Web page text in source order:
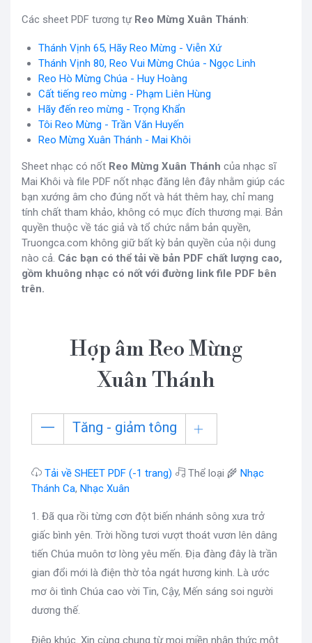
Các sheet PDF tương tự Reo Mừng Xuân Thánh:
Thánh Vịnh 65, Hãy Reo Mừng - Viễn Xứ
Thánh Vịnh 80, Reo Vui Mừng Chúa - Ngọc Linh
Reo Hò Mừng Chúa - Huy Hoàng
Cất tiếng reo mừng - Phạm Liên Hùng
Hãy đến reo mừng - Trọng Khẩn
Tôi Reo Mừng - Trần Văn Huyến
Reo Mừng Xuân Thánh - Mai Khôi
Sheet nhạc có nốt Reo Mừng Xuân Thánh của nhạc sĩ
Mai Khôi và file PDF nốt nhạc đăng lên đây nhằm giúp các
bạn xướng âm cho đúng nốt và hát thêm hay, chỉ mang
tính chất tham khảo, không có mục đích thương mại. Bản
quyền thuộc về tác giả và tổ chức nắm bản quyền,
Truongca.com không giữ bất kỳ bản quyền của nội dung
nào cả. Các bạn có thể tải về bản PDF chất lượng cao,
gồm khuông nhạc có nốt với đường link file PDF bên
trên.
Hợp âm Reo Mừng
Xuân Thánh
Tăng - giảm tông
Tải về SHEET PDF (-1 trang) Thể loại 🌾 Nhạc
Thánh Ca, Nhạc Xuân
1. Đã qua rồi từng cơn đột biến nhánh sông xưa trở
giấc bình yên. Trời hồng tươi vượt thoát vươn lên dâng
tiến Chúa muôn tơ lòng yêu mến. Địa đàng đây là trần
gian đổi mới là điện thờ tỏa ngát hương kinh. Là ước
mơ ôi tình Chúa cao vời Tin, Cậy, Mến sáng soi người
dương thế.
Điệp khúc. Xin cùng chung từ mọi miền nhận thức một